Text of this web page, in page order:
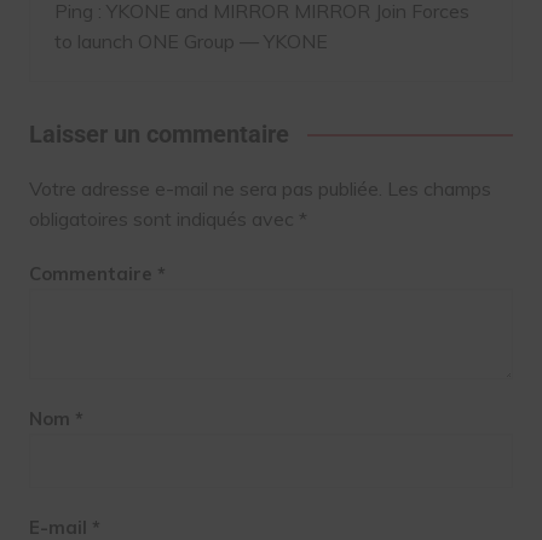
Ping : YKONE and MIRROR MIRROR Join Forces
to launch ONE Group — YKONE
Laisser un commentaire
Votre adresse e-mail ne sera pas publiée. Les champs
obligatoires sont indiqués avec *
Commentaire *
Nom *
E-mail *